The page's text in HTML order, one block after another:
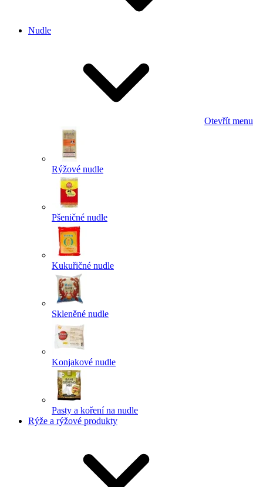
Nudle
Otevřít menu
Rýžové nudle
Pšeničné nudle
Kukuřičné nudle
Skleněné nudle
Konjakové nudle
Pasty a koření na nudle
Rýže a rýžové produkty